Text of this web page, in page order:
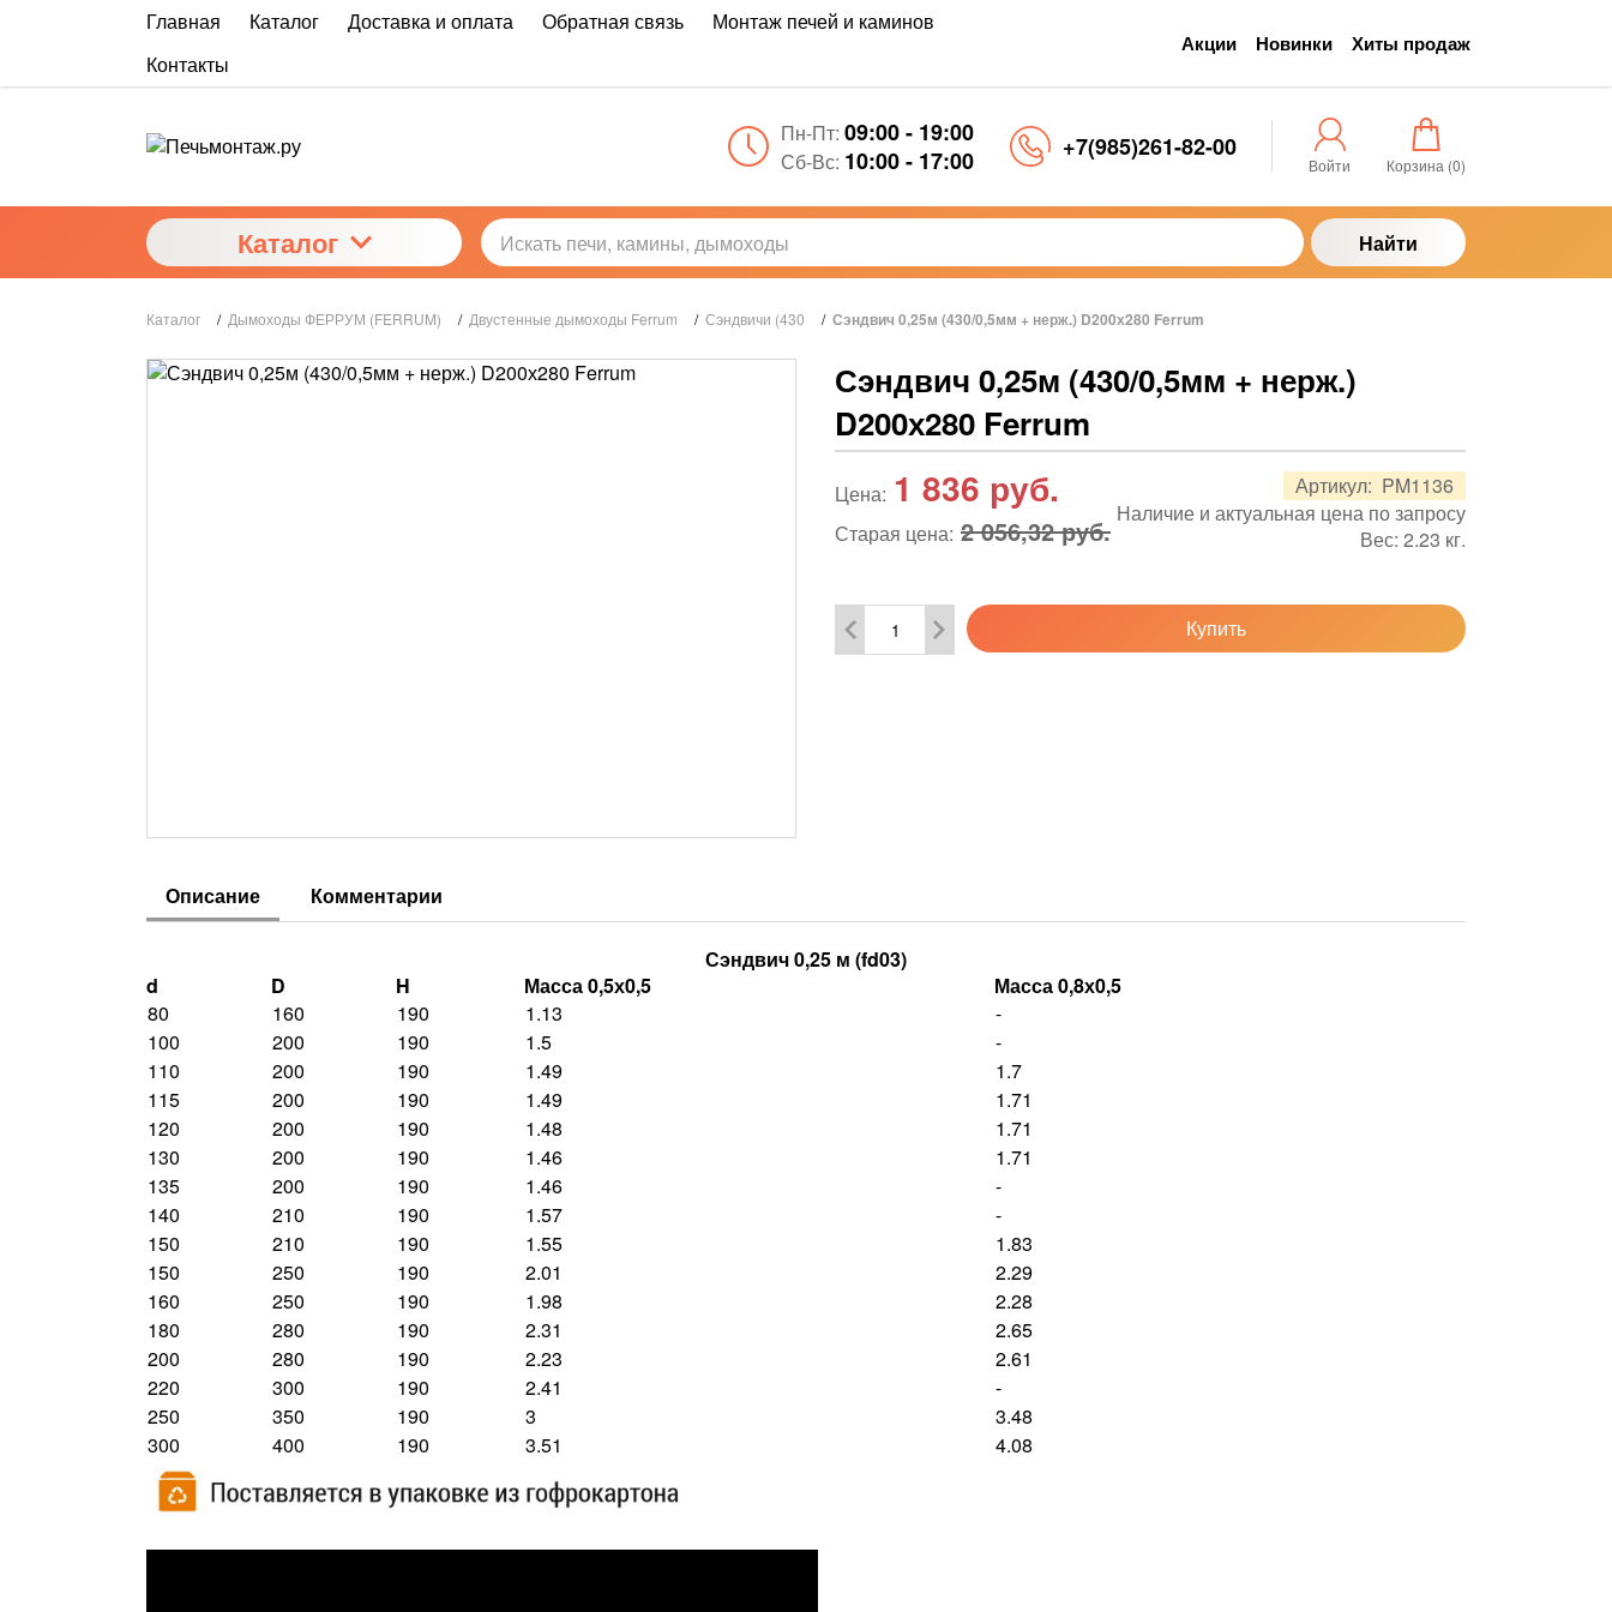
Главная Каталог Доставка и оплата Обратная связь
Монтаж печей и каминов
Контакты
Акции Новинки Хиты продаж
Пн-Пт: 09:00 - 19:00
Сб-Вс: 10:00 - 17:00 +7(985)261-82-00
Войти Корзина (0)
Каталог Найти
Каталог / Дымоходы ФЕРРУМ (FERRUM) / Двустенные дымоходы Ferrum / Сэндвичи (430 / Сэндвич 0,25м (430/0,5мм + нерж.) D200х280 Ferrum
Сэндвич 0,25м (430/0,5мм + нерж.)
D200х280 Ferrum
Артикул: PM1136
Наличие и актуальная цена по запросу
Вес: 2.23 кг.
Цена: 1 836 руб.
Старая цена: 2 056,32 руб.
Купить
Описание Комментарии
Сэндвич 0,25 м (fd03)
d
D H Масса 0,5х0,5
Масса 0,8х0,5
80
160 190 1.13
-
100
200 190 1.5
-
110
200 190 1.49
1.7
115
200 190 1.49
1.71
120
200 190 1.48
1.71
130
200 190 1.46
1.71
135
200 190 1.46
-
140
210 190 1.57
-
150
210 190 1.55
1.83
150
250 190 2.01
2.29
160
250 190 1.98
2.28
180
280 190 2.31
2.65
200
280 190 2.23
2.61
220
300 190 2.41
-
250
350 190 3
3.48
300
400 190 3.51 4.08